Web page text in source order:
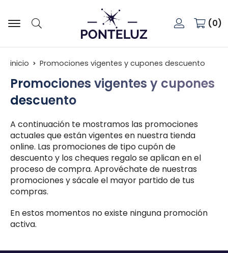
Buscar
0
inicio Promociones vigentes y cupones descuento
Promociones vigentes y cupones
descuento
A continuación te mostramos las promociones
actuales que están vigentes en nuestra tienda
online. Las promociones de tipo cupón de
descuento y los cheques regalo se aplican en el
proceso de compra. Aprovéchate de nuestras
promociones y sácale el mayor partido de tus
compras.
En estos momentos no existe ninguna promoción
activa.